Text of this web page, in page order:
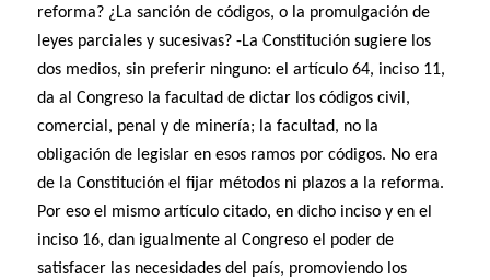
reforma? ¿La sanción de códigos, o la promulgación de
leyes parciales y sucesivas? -La Constitución sugiere los
dos medios, sin preferir ninguno: el artículo 64, inciso 11,
da al Congreso la facultad de dictar los códigos civil,
comercial, penal y de minería; la facultad, no la
obligación de legislar en esos ramos por códigos. No era
de la Constitución el fijar métodos ni plazos a la reforma.
Por eso el mismo artículo citado, en dicho inciso y en el
inciso 16, dan igualmente al Congreso el poder de
satisfacer las necesidades del país, promoviendo los